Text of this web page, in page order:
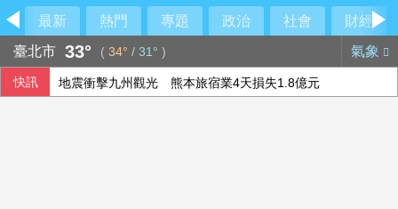
最新 熱門 專題 政治 社會
財經
臺北市 33° ( 34° / 31° ) 氣象
快訊 地震衝擊九州觀光 熊本旅宿業4天損失1.8億元